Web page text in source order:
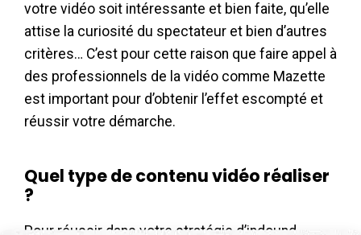
votre vidéo soit intéressante et bien faite, qu’elle
attise la curiosité du spectateur et bien d’autres
critères… C’est pour cette raison que faire appel à
des professionnels de la vidéo comme Mazette
est important pour d’obtenir l’effet escompté et
réussir votre démarche.
Quel type de contenu vidéo réaliser
?
Pour réussir dans votre stratégie d’indound